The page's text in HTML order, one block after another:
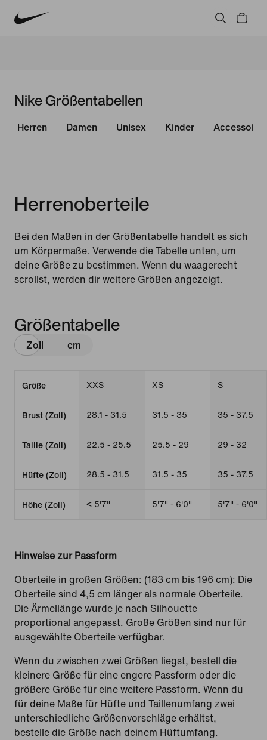
Nike Größentabellen
Herren Damen Unisex Kinder Accessoires
Herrenoberteile
Bei den Maßen in der Größentabelle handelt es sich
um Körpermaße. Verwende die Tabelle unten, um
deine Größe zu bestimmen. Wenn du waagerecht
scrollst, werden dir weitere Größen angezeigt.
Größentabelle
Zoll cm
Größe XXS XS S
Brust (Zoll) 28.1 - 31.5 31.5 - 35 35 - 37.5
Taille (Zoll) 22.5 - 25.5 25.5 - 29 29 - 32
Hüfte (Zoll) 28.5 - 31.5 31.5 - 35 35 - 37.5
Höhe (Zoll) < 5'7" 5'7" - 6'0" 5'7" - 6'0"
Hinweise zur Passform
Oberteile in großen Größen: (183 cm bis 196 cm): Die
Oberteile sind 4,5 cm länger als normale Oberteile.
Die Ärmellänge wurde je nach Silhouette
proportional angepasst. Große Größen sind nur für
ausgewählte Oberteile verfügbar.
Wenn du zwischen zwei Größen liegst, bestell die
kleinere Größe für eine engere Passform oder die
größere Größe für eine weitere Passform. Wenn du
für deine Maße für Hüfte und Taillenumfang zwei
unterschiedliche Größenvorschläge erhältst,
bestelle die Größe nach deinem Hüftumfang.